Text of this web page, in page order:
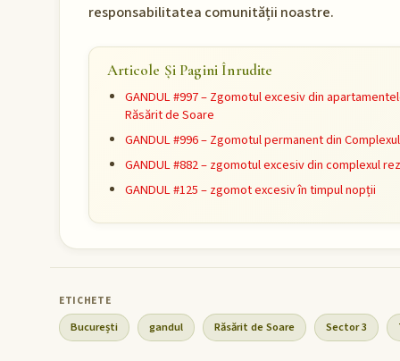
responsabilitatea comunității noastre.
Articole Și Pagini Înrudite
GANDUL #997 – Zgomotul excesiv din
Răsărit de Soare
GANDUL #996 – Zgomotul permanent din
GANDUL #882 – zgomotul excesiv din complexul
GANDUL #125 – zgomot excesiv în timpul nopții
București gandul Răsărit de Soare Sector 3